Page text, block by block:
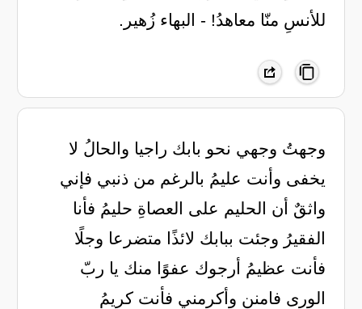
للأنسِ منّا معاهدُ! - البهاء زُهير.
وجهتُ وجهي نحو بابك راجيا والحالُ لا
يخفى وأنت عليمُ بالرغم من ذنبي فإني
واثقٌ أن الحليم على العصاةِ حليمُ فأنا
الفقيرُ وجئت ببابك لائذًا متضرعا وجلًا
فأنت عظيمُ أرجوك عفوًا منك يا ربّ
الورى فامنن وأكرمني فأنت كريمُ